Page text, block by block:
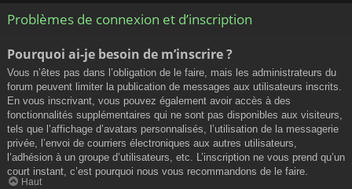
Problèmes de connexion et d’inscription
Pourquoi ai-je besoin de m’inscrire ?
Vous n’êtes pas dans l’obligation de le faire, mais les administrateurs du
forum peuvent limiter la publication de messages aux utilisateurs inscrits.
En vous inscrivant, vous pouvez également avoir accès à des
fonctionnalités supplémentaires qui ne sont pas disponibles aux visiteurs,
tels que l’affichage d’avatars personnalisés, l’utilisation de la messagerie
privée, l’envoi de courriers électroniques aux autres utilisateurs,
l’adhésion à un groupe d’utilisateurs, etc. L’inscription ne vous prend qu’un
court instant, c’est pourquoi nous vous recommandons de le faire.
Haut